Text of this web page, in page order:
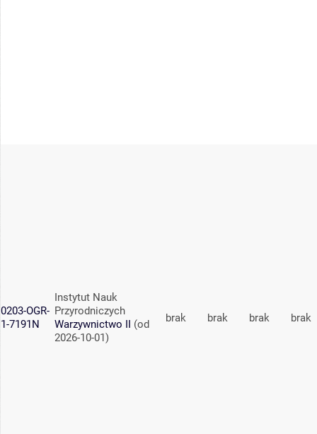
0203-OGR-
1-7191N
Instytut Nauk
Przyrodniczych
Warzywnictwo II (od
2026-10-01)
brak brak brak brak